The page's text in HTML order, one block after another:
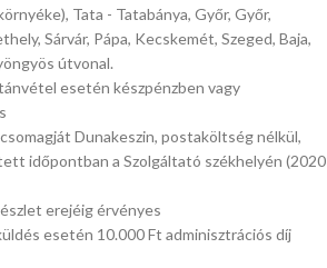
Tata - Tatabánya, Győr, Győr,
Sárvár, Pápa, Kecskemét, Szeged, Baja,
útvonal.
esetén készpénzben vagy
Dunakeszin, postaköltség nélkül,
időpontban a Szolgáltató székhelyén (2020
erejéig érvényes
esetén 10.000 Ft adminisztrációs díj